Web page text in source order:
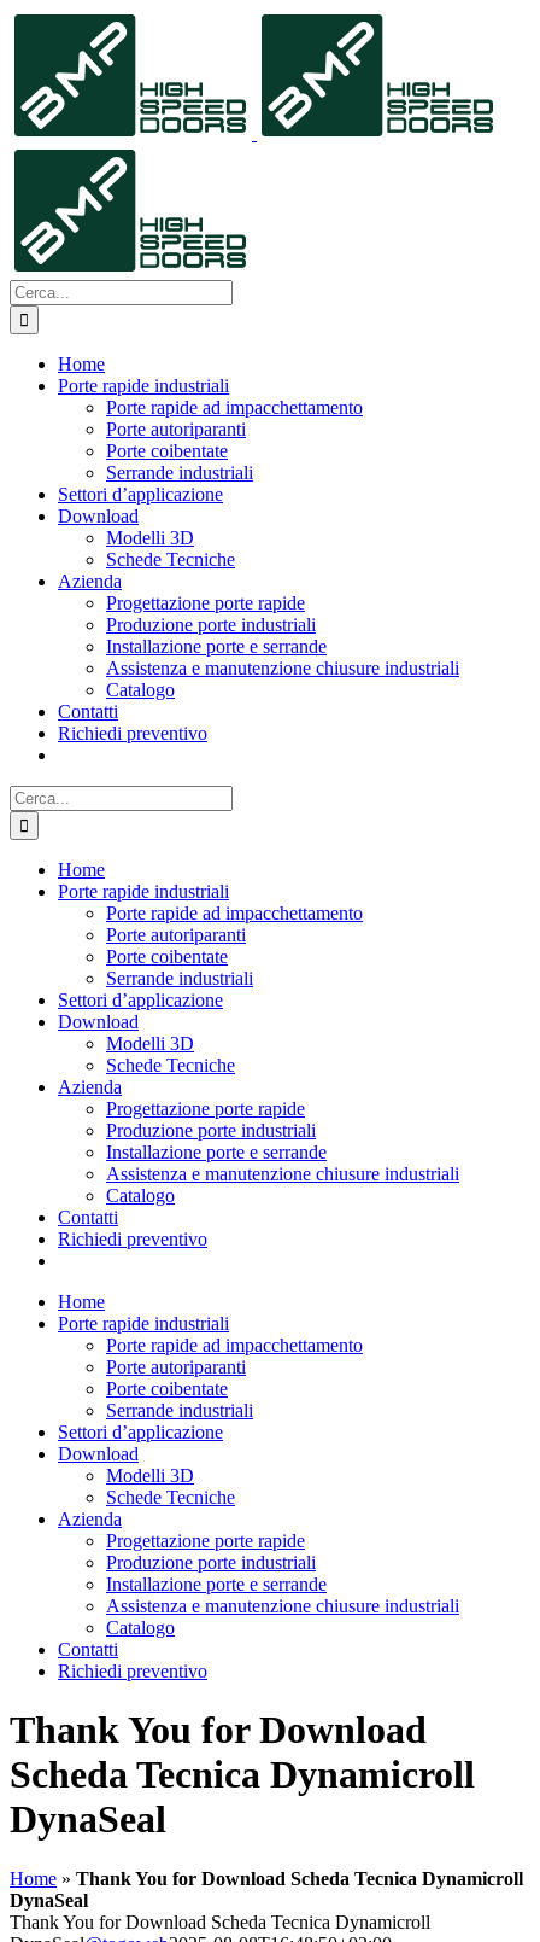
Salta
contenuto
Cerca
per:
Home
Porte rapide industriali
Porte rapide ad impacchettamento
Porte autoriparanti
Porte coibentate
Serrande industriali
Settori d’applicazione
Download
Modelli 3D
Schede Tecniche
Azienda
Progettazione porte rapide
Produzione porte industriali
Installazione porte e serrande
Assistenza e manutenzione chiusure industriali
Catalogo
Contatti
Richiedi preventivo
Cerca
per:
Home
Porte rapide industriali
Porte rapide ad impacchettamento
Porte autoriparanti
Porte coibentate
Serrande industriali
Settori d’applicazione
Download
Modelli 3D
Schede Tecniche
Azienda
Progettazione porte rapide
Produzione porte industriali
Installazione porte e serrande
Assistenza e manutenzione chiusure industriali
Catalogo
Contatti
Richiedi preventivo
Home
Porte rapide industriali
Porte rapide ad impacchettamento
Porte autoriparanti
Porte coibentate
Serrande industriali
Settori d’applicazione
Download
Modelli 3D
Schede Tecniche
Azienda
Progettazione porte rapide
Produzione porte industriali
Installazione porte e serrande
Assistenza e manutenzione chiusure industriali
Catalogo
Contatti
Richiedi preventivo
Thank You for Download
Scheda Tecnica Dynamicroll
DynaSeal
Home » Thank You for Download Scheda Tecnica Dynamicroll
DynaSeal
Thank You for Download Scheda Tecnica Dynamicroll